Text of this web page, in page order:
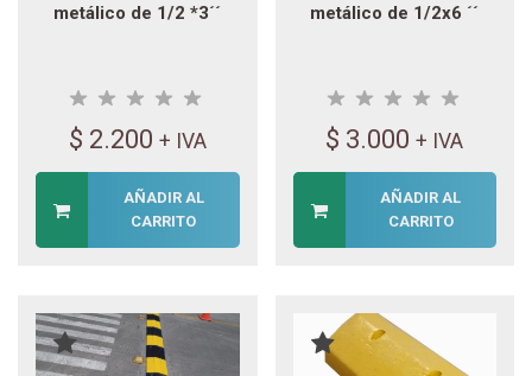
metálico de 1/2 *3´´
$ 2.200 + IVA
AÑADIR AL
CARRITO
metálico de 1/2x6 ´´
$ 3.000 + IVA
AÑADIR AL
CARRITO